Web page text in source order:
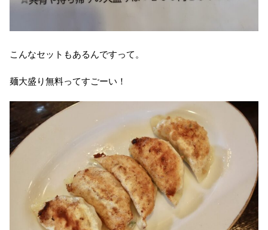
こんなセットもあるんですって。
麺大盛り無料ってすごーい！